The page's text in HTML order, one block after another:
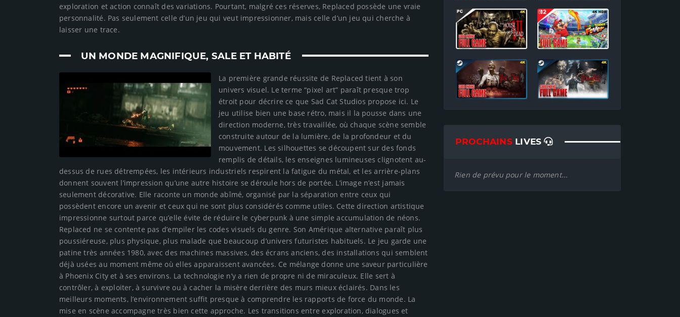
exploration et action connaît des variations. Pourtant, malgré ces réserves, Replaced possède une vraie
personnalité. Pas seulement celle d’un jeu qui veut impressionner, mais celle d’un jeu qui cherche à
laisser une trace.
UN MONDE MAGNIFIQUE, SALE ET HABITÉ
La première grande réussite de Replaced tient à son
univers visuel. Le terme “pixel art” paraît presque trop
étroit pour décrire ce que Sad Cat Studios propose ici. Le
jeu utilise bien une base rétro, mais il la pousse dans une
direction moderne, très travaillée, où chaque scène semble
construite autour de la lumière, de la profondeur et du
mouvement. Les silhouettes se découpent sur des fonds
remplis de détails, les enseignes lumineuses clignotent au-
dessus de rues détrempées, les intérieurs industriels respirent la fatigue du métal, et les arrière-plans
donnent souvent l’impression qu’une autre histoire se déroule hors de portée. L’image n’est jamais
seulement décorative. Elle raconte un monde abîmé, organisé par la séparation entre ceux qui
possèdent encore un avenir et ceux qui ne sont plus considérés comme utiles. Cette direction artistique
impressionne surtout parce qu’elle évite de réduire le cyberpunk à une simple accumulation de néons.
Replaced ne se contente pas d’empiler les codes visuels du genre. Son Amérique alternative paraît plus
poussiéreuse, plus physique, plus malade que beaucoup d’univers futuristes habituels. Le jeu garde une
patine très années 1980, avec des machines massives, des écrans anciens, des installations qui semblent
déjà usées au moment même où elles apparaissent avancées. Ce mélange donne une saveur particulière
à Phoenix City et à ses environs. La technologie n’y a rien de propre ni de miraculeux. Elle sert à
contrôler, à exploiter, à survivre ou à cacher la misère derrière des murs mieux éclairés. Dans les
meilleurs moments, l’environnement suffit presque à comprendre les rapports de force du monde. La
mise en scène accompagne très bien cette approche. Les transitions entre exploration, dialogues et
PROCHAINSLIVES
Rien de prévu pour le moment...